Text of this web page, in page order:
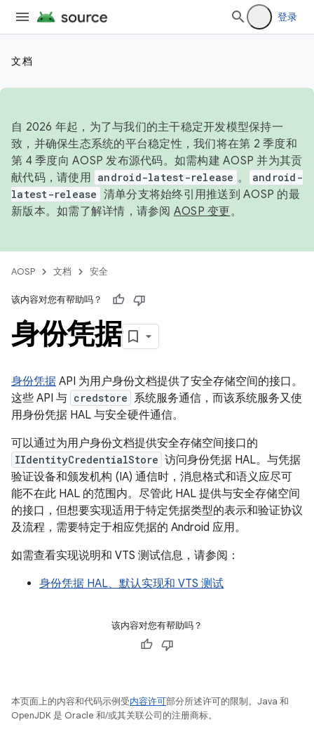
登录
文档
自 2026 年起，为了与我们的主干稳定开发模型保持一
致，并确保生态系统的平台稳定性，我们将在第 2 季度和
第 4 季度向 AOSP 发布源代码。如需构建 AOSP 并为其贡
献代码，请使用 android-latest-release 。
android-
latest-release 清单分支将始终引用推送到 AOSP 的最
新版本。如需了解详情，请参阅 AOSP 变更。
AOSP 文档 安全
该内容对您有帮助吗？
身份凭据
身份凭据 API 为用户身份文档提供了安全存储空间的接口。
这些 API 与 credstore 系统服务通信，而该系统服务又使
用身份凭据 HAL 与安全硬件通信。
可以通过为用户身份文档提供安全存储空间接口的
IIdentityCredentialStore 访问身份凭据 HAL。与凭据
验证设备和颁发机构 (IA) 通信时，消息格式和语义应尽可
能不在此 HAL 的范围内。尽管此 HAL 提供与安全存储空间
的接口，但想要实现适用于特定凭据类型的表示和验证协议
及流程，需要特定于相应凭据的 Android 应用。
如需查看实现说明和 VTS 测试信息，请参阅：
身份凭据 HAL、默认实现和 VTS 测试
该内容对您有帮助吗？
本页面上的内容和代码示例受内容许可部分所述许可的限制。Java 和
OpenJDK 是 Oracle 和/或其关联公司的注册商标。